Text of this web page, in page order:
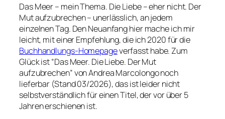
Das Meer – mein Thema. Die Liebe – eher nicht. Der
Mut aufzubrechen – unerlässlich, an jedem
einzelnen Tag. Den Neuanfang hier mache ich mir
leicht, mit einer Empfehlung, die ich 2020 für die
Buchhandlungs-Homepageverfasst habe. Zum
Glück ist “Das Meer. Die Liebe. Der Mut
aufzubrechen” von Andrea Marcolongo noch
lieferbar (Stand 03/2026), das ist leider nicht
selbstverständlich für einen Titel, der vor über 5
Jahren erschienen ist.